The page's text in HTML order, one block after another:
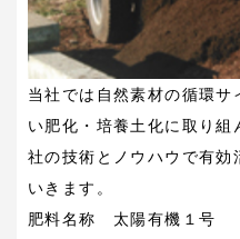
当社では自然素材の循環
い肥化・培養土化に取り組
社の技術とノウハウで有
いきます。
肥料名称 太陽有機１号